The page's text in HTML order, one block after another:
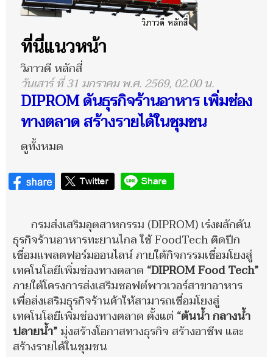
ที่นี่แนวหน้า
วิภาวดี หลักสี่
วันเสาร์ ที่ 31 มกราคม พ.ศ. 2569, 02.00 น.
DIPROM ดันธุรกิจร้านอาหาร เพิ่มช่อง
ทางตลาด สร้างรายได้ในชุมชน
ดูทั้งหมด
กรมส่งเสริมอุตสาหกรรม (DIPROM) เร่งผลักดัน
ธุรกิจร้านอาหารทะยานไกล ใช้ FoodTech ติดปีก
เชื่อมแพลตฟอร์มออนไลน์ ภายใต้กิจกรรมเชื่อมโยงสู่
เทคโนโลยีเพิ่มช่องทางตลาด “DIPROM Food Tech”
ภายใต้โครงการส่งเสริมซอฟต์พาวเวอร์สาขาอาหาร
เพื่อส่งเสริมธุรกิจร้านค้าให้สามารถเชื่อมโยงสู่
เทคโนโลยีเพิ่มช่องทางตลาด ตั้งแต่ “ต้นน้ำ กลางน้ำ
ปลายน้ำ”มุ่งสร้างโอกาสทางธุรกิจ สร้างอาชีพ และ
สร้างรายได้ในชุมชน